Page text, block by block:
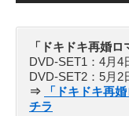
「ドキドキ再婚
DVD-SET1：4月4
DVD-SET2：5月2
⇒
「ドキドキ再
チラ